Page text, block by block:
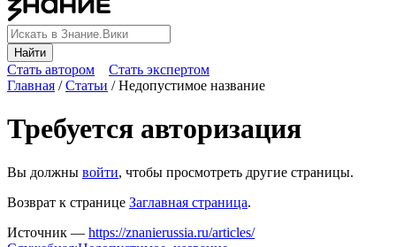
Найти
Стать автором Стать экспертом
Главная /Статьи /Недопустимое название
Требуется авторизация
Вы должны войти, чтобы просмотреть другие страницы.
Возврат к странице Заглавная страница.
Источник — https://znanierussia.ru/articles/